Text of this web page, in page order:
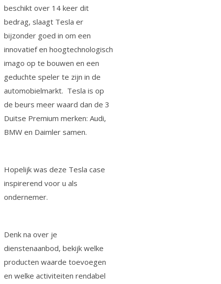
beschikt over 14 keer dit
bedrag, slaagt Tesla er
bijzonder goed in om een
innovatief en hoogtechnologisch
imago op te bouwen en een
geduchte speler te zijn in de
automobielmarkt. Tesla is op
de beurs meer waard dan de 3
Duitse Premium merken: Audi,
BMW en Daimler samen.
Hopelijk was deze Tesla case
inspirerend voor u als
ondernemer.
Denk na over je
dienstenaanbod, bekijk welke
producten waarde toevoegen
en welke activiteiten rendabel